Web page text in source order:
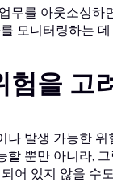
무를 아웃소싱
모니터링하는
험을 고
나 발생 가능한
할 뿐만 아니라,
어 있지 않을 수